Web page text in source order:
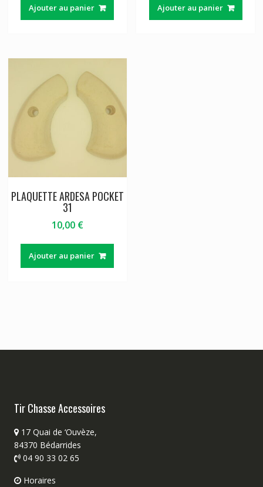
Ajouter au panier Ajouter au panier
PLAQUETTE ARDESA POCKET
31
10,00 €
Ajouter au panier
Tir Chasse Accessoires
17 Quai de ‘Ouvèze,
84370 Bédarrides
04 90 33 02 65
Horaires